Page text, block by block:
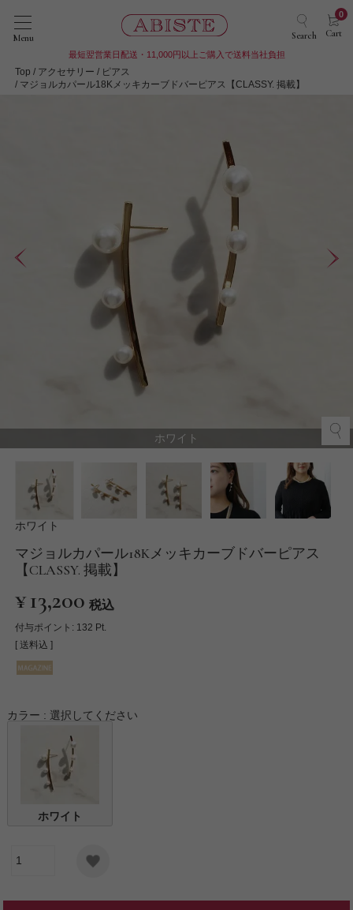
Menu Search Cart
0
最短翌営業日配送・11,000円以上ご購入で送料当社負担
Top アクセサリー
ピアス
マジョルカパール18Kメッキカーブドバーピアス【CLASSY. 掲載】
ホワイト
ホワイト
マジョルカパール18Kメッキカーブドバーピアス
【CLASSY. 掲載】
¥13,200 税込
付与ポイント: 132 Pt.
送料込
カラー 選択してください
ホワイト